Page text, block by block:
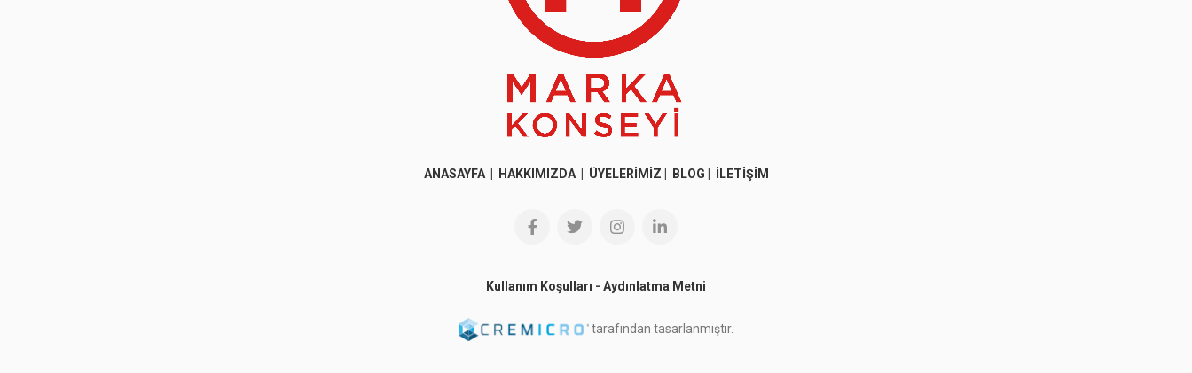
ANASAYFA HAKKIMIZDA| ÜYELERİMİZ BLOG İLETİŞİM
Kullanım Koşulları - Aydınlatma Metni
tarafından tasarlanmıştır.